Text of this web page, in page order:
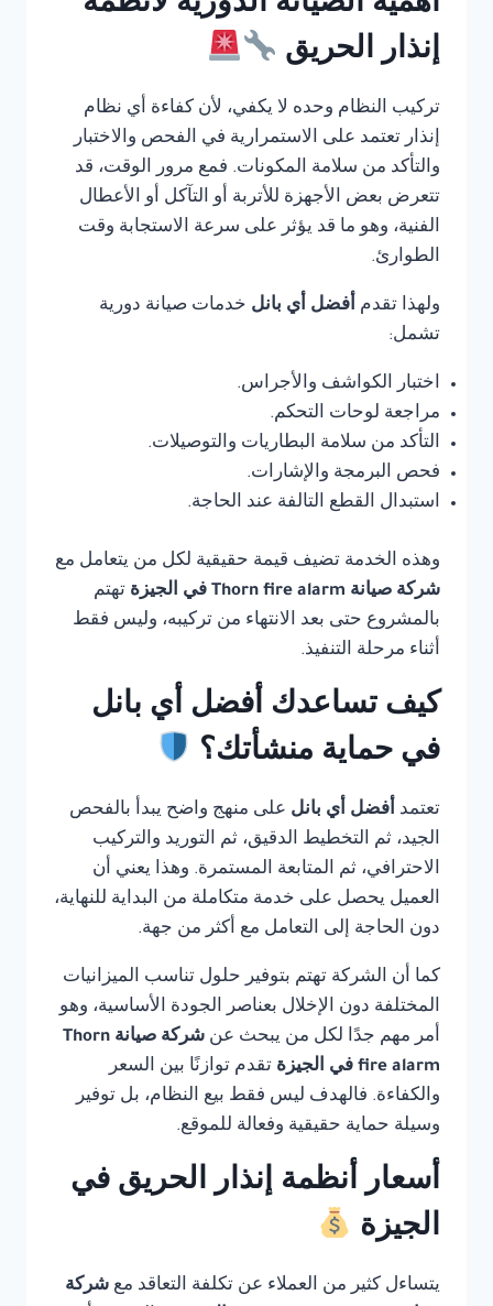
أهمية الصيانة الدورية لأنظمة
إنذار الحريق
تركيب النظام وحده لا يكفي، لأن كفاءة أي نظام
إنذار تعتمد على الاستمرارية في الفحص والاختبار
والتأكد من سلامة المكونات. فمع مرور الوقت، قد
تتعرض بعض الأجهزة للأتربة أو التآكل أو الأعطال
الفنية، وهو ما قد يؤثر على سرعة الاستجابة وقت
الطوارئ.
ولهذا تقدم أفضل أي بانل خدمات صيانة دورية
تشمل:
اختبار الكواشف والأجراس.
مراجعة لوحات التحكم.
التأكد من سلامة البطاريات والتوصيلات.
فحص البرمجة والإشارات.
استبدال القطع التالفة عند الحاجة.
وهذه الخدمة تضيف قيمة حقيقية لكل من يتعامل مع
شركة صيانة Thorn fire alarm في الجيزة
تهتم
بالمشروع حتى بعد الانتهاء من تركيبه، وليس فقط
أثناء مرحلة التنفيذ.
كيف تساعدك أفضل أي بانل
في حماية منشأتك؟
تعتمد أفضل أي بانل على منهج واضح يبدأ بالفحص
الجيد، ثم التخطيط الدقيق، ثم التوريد والتركيب
الاحترافي، ثم المتابعة المستمرة. وهذا يعني أن
العميل يحصل على خدمة متكاملة من البداية للنهاية،
دون الحاجة إلى التعامل مع أكثر من جهة.
كما أن الشركة تهتم بتوفير حلول تناسب الميزانيات
المختلفة دون الإخلال بعناصر الجودة الأساسية، وهو
أمر مهم جدًا لكل من يبحث عن
شركة صيانة Thorn
fire alarm في الجيزة
تقدم توازنًا بين السعر
والكفاءة. فالهدف ليس فقط بيع النظام، بل توفير
وسيلة حماية حقيقية وفعالة للموقع.
أسعار أنظمة إنذار الحريق في
الجيزة
يتساءل كثير من العملاء عن تكلفة التعاقد مع شركة